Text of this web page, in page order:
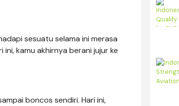
sesuatu selama ini merasa
kamu akhirnya berani jujur ke
boncos sendiri. Hari ini,